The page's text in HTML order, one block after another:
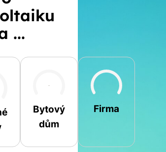
...
Bytový
dům
Firma
Jiná
příjmení